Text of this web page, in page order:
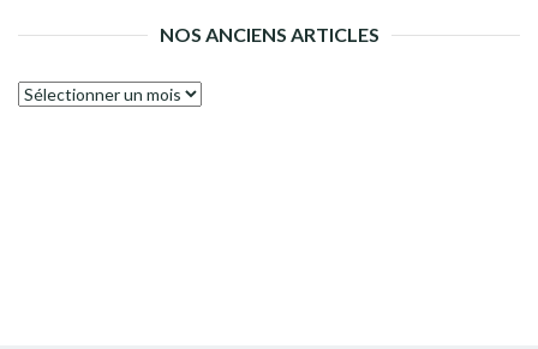
NOS ANCIENS ARTICLES
Nos